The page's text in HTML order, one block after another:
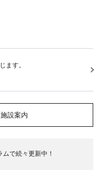
ます。
設案内
で続々更新中！